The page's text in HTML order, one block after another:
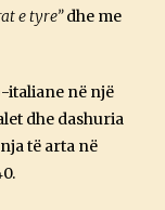
e tyre”dhe me
italiane në një
dhe dashuria
të arta në